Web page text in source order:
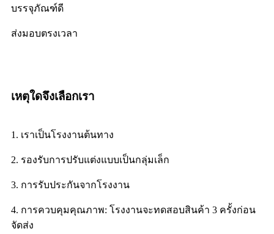
บรรจุภัณฑ์ดี
ส่งมอบตรงเวลา
เหตุใดจึงเลือกเรา
1. เราเป็นโรงงานต้นทาง
2. รองรับการปรับแต่งแบบเป็นกลุ่มเล็ก
3. การรับประกันจากโรงงาน
4. การควบคุมคุณภาพ: โรงงานจะทดสอบสินค้า 3 ครั้งก่อน
จัดส่ง